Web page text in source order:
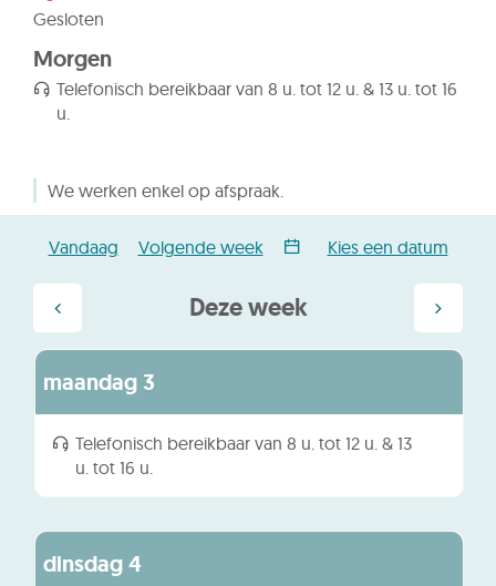
Gesloten
Morgen
Telefonisch bereikbaar van 8 u. tot 12 u. & 13 u. tot 16
u.
Openingsuren
We werken enkel op afspraak.
Vandaag Volgende week Kies een datum
Deze week
Bekijk
van
de
week
Bekijk
de
maandag 3
augustus
Telefonisch bereikbaar van 8 u. tot 12 u. & 13
u. tot 16 u.
dinsdag4
augustus